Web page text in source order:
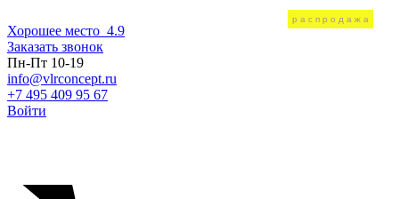
Хорошее место 4.9
Заказать звонок
Пн-Пт 10-19
info@vlrconcept.ru
+7 495 409 95 67
Войти
распродажа
распродажа